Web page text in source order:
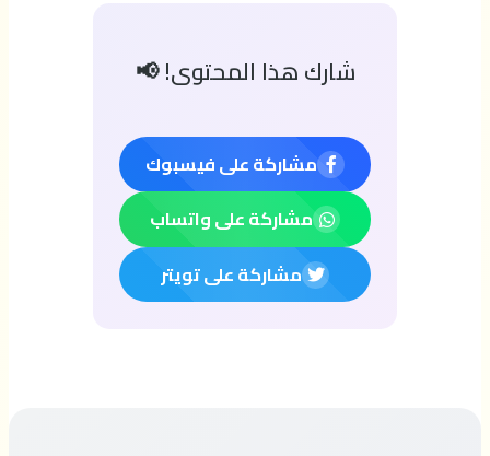
شارك هذا المحتوى! 📢
مشاركة على فيسبوك
مشاركة على واتساب
مشاركة على تويتر